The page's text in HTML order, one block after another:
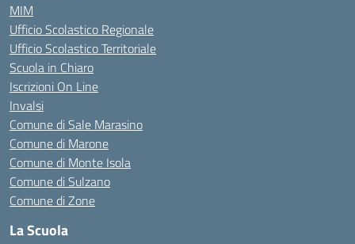
MIM
Ufficio Scolastico Regionale
Ufficio Scolastico Territoriale
Scuola in Chiaro
Iscrizioni On Line
Invalsi
Comune di Sale Marasino
Comune di Marone
Comune di Monte Isola
Comune di Sulzano
Comune di Zone
La Scuola